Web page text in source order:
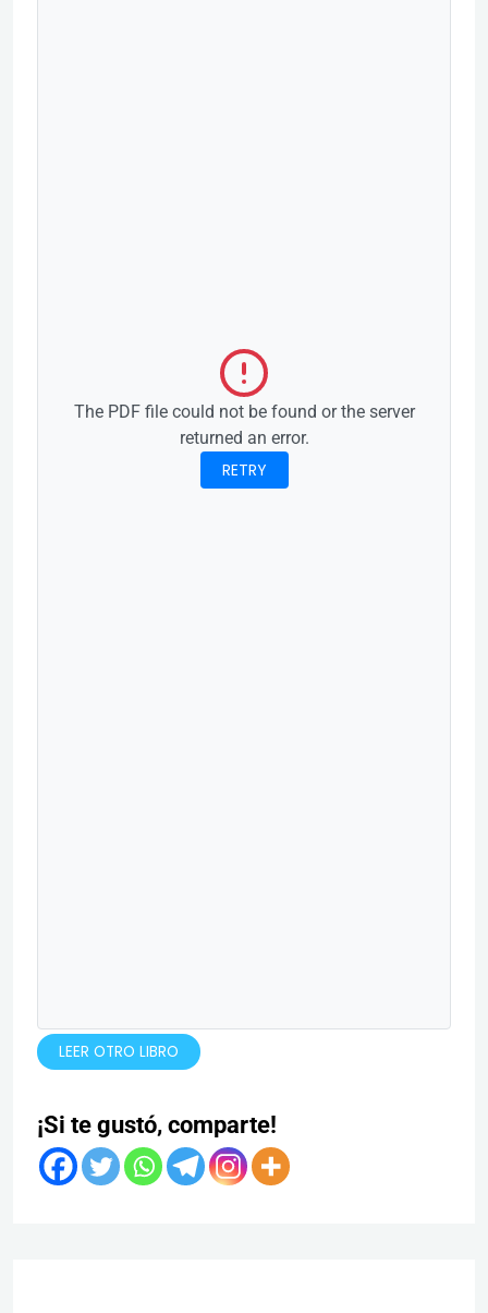
The PDF file could not be found or the server
returned an error.
RETRY
LEER OTRO LIBRO
¡Si te gustó, comparte!